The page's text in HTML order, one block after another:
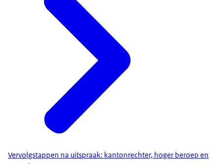
Vervolgstappen na uitspraak: kantonrechter, hoger beroep en